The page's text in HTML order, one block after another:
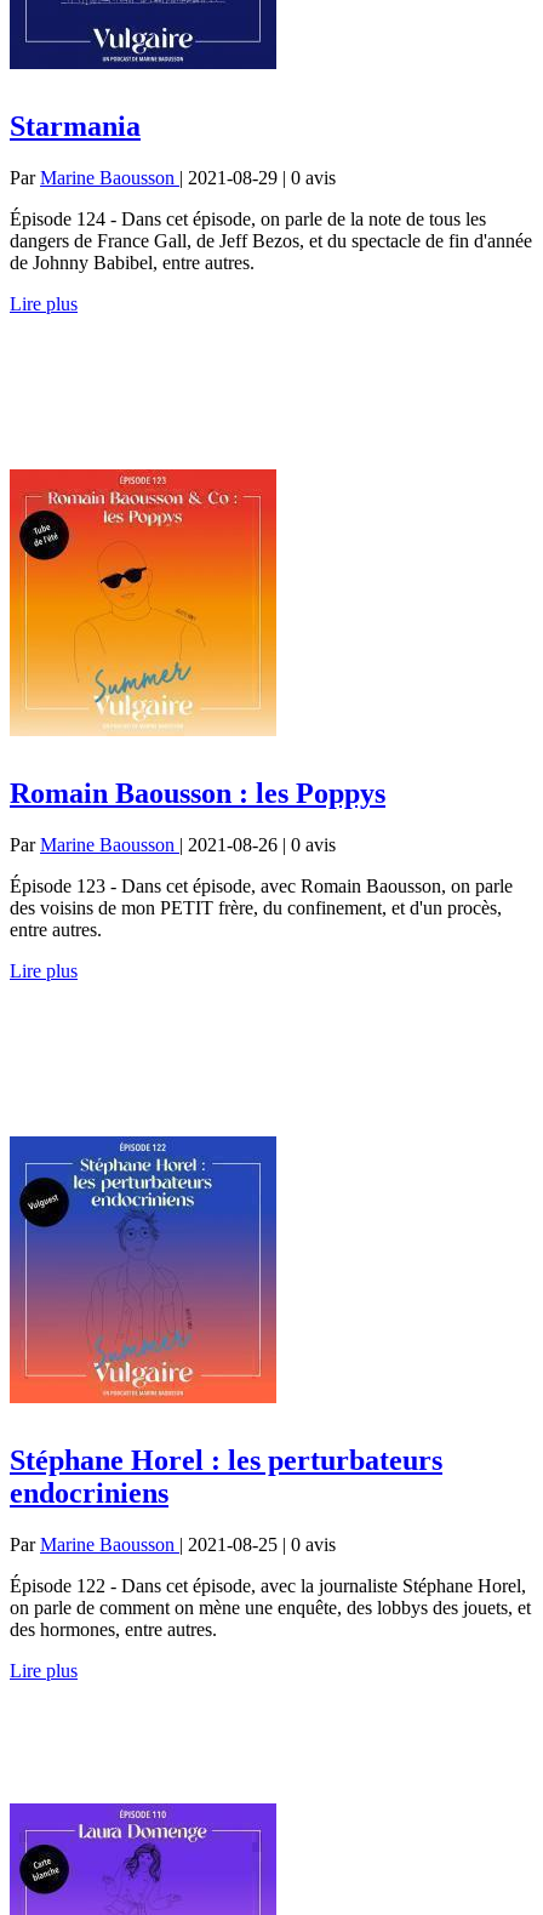
Starmania
ParMarine Baousson | 2021-08-29 | 0 avis
Épisode 124 - Dans cet épisode, on parle de la note de tous les
dangers de France Gall, de Jeff Bezos, et du spectacle de fin d'année
de Johnny Babibel, entre autres.
Lire plus
Romain Baousson : les Poppys
ParMarine Baousson | 2021-08-26 | 0 avis
Épisode 123 - Dans cet épisode, avec Romain Baousson, on parle
des voisins de mon PETIT frère, du confinement, et d'un procès,
entre autres.
Lire plus
Stéphane Horel : les perturbateurs
endocriniens
ParMarine Baousson | 2021-08-25 | 0 avis
Épisode 122 - Dans cet épisode, avec la journaliste Stéphane Horel,
on parle de comment on mène une enquête, des lobbys des jouets, et
des hormones, entre autres.
Lire plus